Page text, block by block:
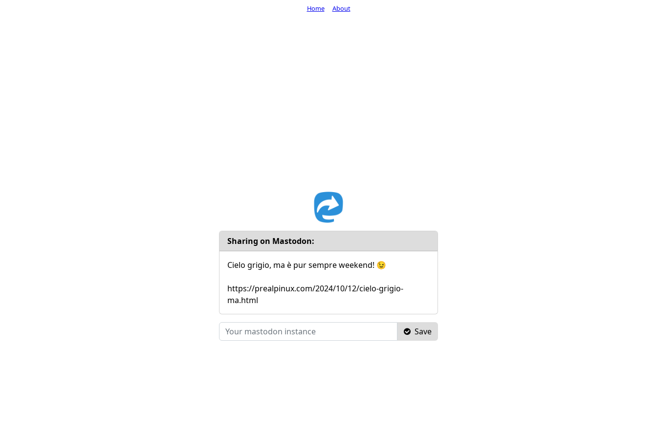
Sharing on Mastodon:
Cielo grigio, ma è pur sempre weekend! 😉
https://prealpinux.com/2024/10/12/cielo-grigio-
ma.html
Save
Home About